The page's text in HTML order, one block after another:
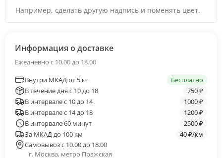
Информация о доставке
Ежедневно с 10.00 до 18.00
Внутри МКАД от 5 кг
Бесплатно
В течение дня с 10 до 18
750 ₽
В интервале с 10 до 14
1000 ₽
В интервале с 14 до 18
1200 ₽
В интервале 60 минут
2500 ₽
За МКАД до 100 км
40 ₽/км
Самовывоз с 10.00 до 18.00
г. Москва, метро Пражская